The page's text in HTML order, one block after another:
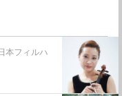
本フィルハ